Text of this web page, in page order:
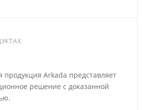
продукция Arkada представляет
решение с доказанной